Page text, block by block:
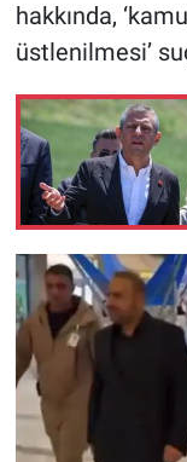
hakkında,
üstlenilmesi’
Teknoloji
Ramazan